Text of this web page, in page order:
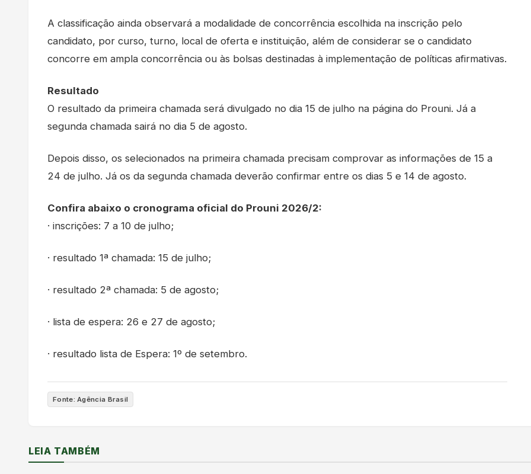
A classificação ainda observará a modalidade de concorrência escolhida na inscrição pelo
candidato, por curso, turno, local de oferta e instituição, além de considerar se o candidato
concorre em ampla concorrência ou às bolsas destinadas à implementação de políticas afirmativas.
Resultado
O resultado da primeira chamada será divulgado no dia 15 de julho na página do Prouni. Já a
segunda chamada sairá no dia 5 de agosto.
Depois disso, os selecionados na primeira chamada precisam comprovar as informações de 15 a
24 de julho. Já os da segunda chamada deverão confirmar entre os dias 5 e 14 de agosto.
Confira abaixo o cronograma oficial do Prouni 2026/2:
· inscrições: 7 a 10 de julho;
· resultado 1ª chamada: 15 de julho;
· resultado 2ª chamada: 5 de agosto;
· lista de espera: 26 e 27 de agosto;
· resultado lista de Espera: 1º de setembro.
Fonte: Agência Brasil
LEIA TAMBÉM